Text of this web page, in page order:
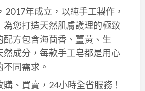
，2017年成立，以純手工製作，
為您打造天然肌膚護理的極致
配方包含海茴香、薑黃、生
然成分，每款手工皂都是用心
同需求。
購、買賣，24小時全省服務！